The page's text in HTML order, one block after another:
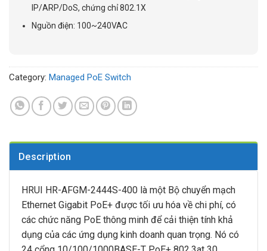
IP/ARP/DoS, chứng chỉ 802.1X
Nguồn điện: 100~240VAC
Category: Managed PoE Switch
Description
HRUI HR-AFGM-2444S-400 là một Bộ chuyển mạch
Ethernet Gigabit PoE+ được tối ưu hóa về chi phí, có
các chức năng PoE thông minh để cải thiện tính khả
dụng của các ứng dụng kinh doanh quan trọng. Nó có